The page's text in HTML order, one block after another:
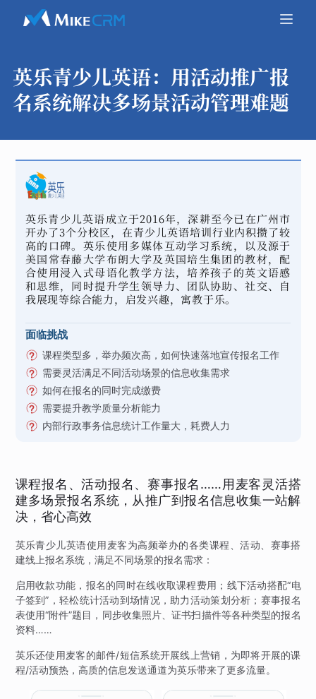
英乐青少儿英语： 用活动推广报
名系统解决多场景活动管理难题
英乐青少儿英语成立于2016年，深耕至今已在广州市
开办了3个分校区，在青少儿英语培训行业内积攒了较
高的口碑。英乐使用多媒体互动学习系统，以及源于
美国常春藤大学布朗大学及英国培生集团的教材，配
合使用浸入式母语化教学方法，培养孩子的英文语感
和思维，同时提升学生领导力、团队协助、社交、自
我展现等综合能力，启发兴趣，寓教于乐。
面临挑战
课程类型多，举办频次高，如何快速落地宣传报名工作
需要灵活满足不同活动场景的信息收集需求
如何在报名的同时完成缴费
需要提升教学质量分析能力
内部行政事务信息统计工作量大，耗费人力
课程报名、活动报名、赛事报名……用麦客灵活搭
建多场景报名系统，从推广到报名信息收集一站解
决，省心高效
英乐青少儿英语使用麦客为高频举办的各类课程、活动、赛事搭
建线上报名系统，满足不同场景的报名需求：
启用收款功能，报名的同时在线收取课程费用；线下活动搭配“电
子签到”，轻松统计活动到场情况，助力活动策划分析；赛事报名
表使用“附件”题目，同步收集照片、证书扫描件等各种类型的报名
资料……
英乐还使用麦客的邮件/短信系统开展线上营销，为即将开展的课
程/活动预热，高质的信息发送通道为英乐带来了更多流量。